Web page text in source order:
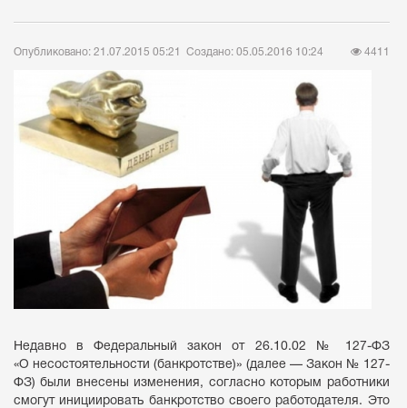
Опубликовано: 21.07.2015 05:21 Создано: 05.05.2016 10:24 4411
Недавно в Федеральный закон от 26.10.02 № 127-ФЗ
«О несостоятельности (банкротстве)» (далее — Закон № 127-
ФЗ) были внесены изменения, согласно которым работники
смогут инициировать банкротство своего работодателя. Это